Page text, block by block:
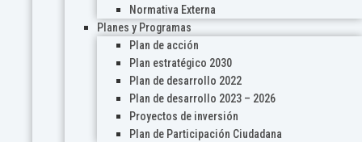
Normativa Externa
Planes y Programas
Plan de acción
Plan estratégico 2030
Plan de desarrollo 2022
Plan de desarrollo 2023 – 2026
Proyectos de inversión
Plan de Participación Ciudadana